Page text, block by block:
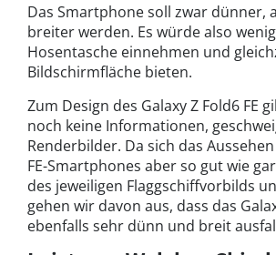
Das Smartphone soll zwar dünner,
breiter werden. Es würde also
Hosentasche einnehmen und
Bildschirmfläche bieten.
Zum Design des Galaxy Z Fold6 FE
noch keine Informationen,
Renderbilder. Da sich das
FE-Smartphones aber so gut wie
des jeweiligen Flaggschiffvorbilds
gehen wir davon aus, dass das
ebenfalls sehr dünn und breit